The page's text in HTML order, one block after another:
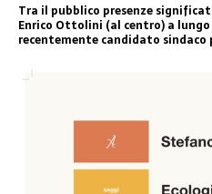
Tra il pubblico presenze
Enrico Ottolini (al centro) a lungo
recentemente candidato sindaco